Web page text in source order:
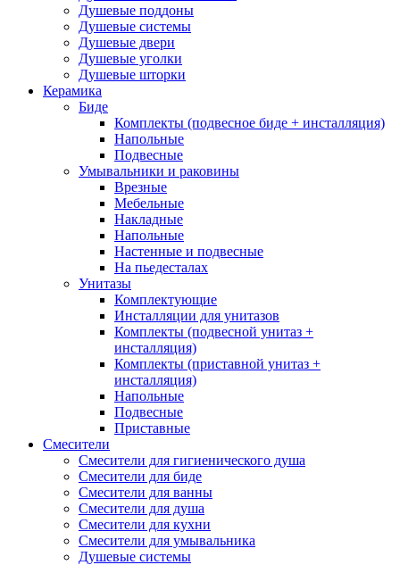
Душевые поддоны
Душевые системы
Душевые двери
Душевые уголки
Душевые шторки
Керамика
Биде
Комплекты (подвесное биде + инсталляция)
Напольные
Подвесные
Умывальники и раковины
Врезные
Мебельные
Накладные
Напольные
Настенные и подвесные
На пьедесталах
Унитазы
Комплектующие
Инсталляции для унитазов
Комплекты (подвесной унитаз +
инсталляция)
Комплекты (приставной унитаз +
инсталляция)
Напольные
Подвесные
Приставные
Смесители
Смесители для гигиенического душа
Смесители для биде
Смесители для ванны
Смесители для душа
Смесители для кухни
Смесители для умывальника
Душевые системы